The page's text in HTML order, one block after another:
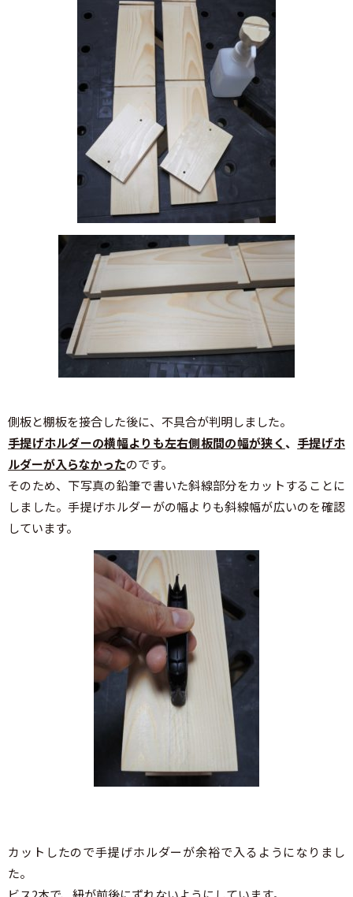
側板と棚板を接合した後に、不具合が判明しました。
手提げホルダーの横幅よりも左右側板間の幅が狭く、 手提げホ
ルダーが入らなかったのです。
そのため、下写真の鉛筆で書いた斜線部分をカットすることに
しました。手提げホルダーがの幅よりも斜線幅が広いのを確認
しています。
カットしたので手提げホルダーが余裕で入るようになりまし
た。